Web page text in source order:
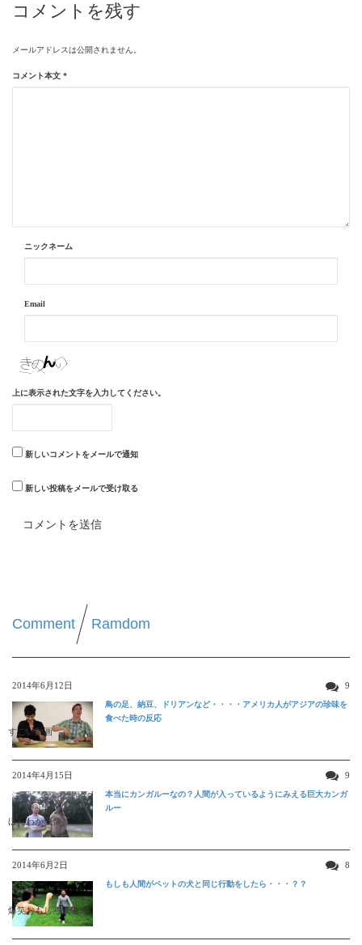
コメントを残す
メールアドレスは公開されません。
コメント本文 *
ニックネーム
Email
上に表示された文字を入力してください。
新しいコメントをメールで通知
新しい投稿をメールで受け取る
Comment Ramdom
2014年6月12日 9
すごい動画
鳥の足、納豆、ドリアンなど・・・・アメリカ人がアジアの珍味を
食べた時の反応
2014年4月15日 9
ほんわか映像
本当にカンガルーなの？人間が入っているようにみえる巨大カンガ
ルー
2014年6月2日 8
爆笑おもしろ映像
もしも人間がペットの犬と同じ行動をしたら・・・？？